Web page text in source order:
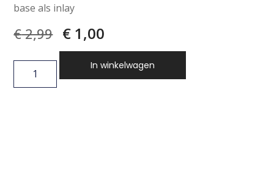
base als inlay
€2,99 € 1,00
In winkelwagen